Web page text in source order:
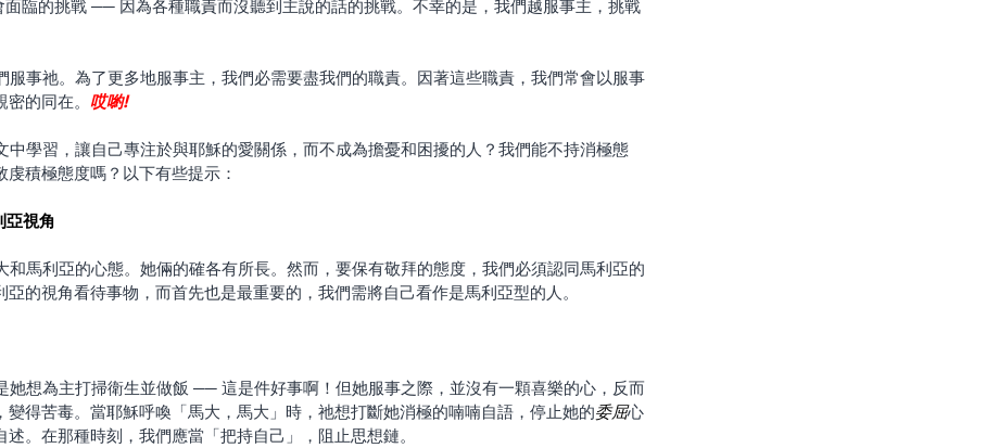
的同在。 哎喲!
積極態度嗎？以下有些提示：
亞視角
的視角看待事物，而首先也是最重要的，我們需將自己看作是馬利亞型的人。
變得苦毒。當耶穌呼喚「馬大，馬大」時，祂想打斷她消極的喃喃自語，停止她的委屈心
述。在那種時刻，我們應當「把持自己」，阻止思想鏈。